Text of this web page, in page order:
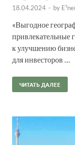
18.04.2024 - by
«Выгодное
привлекательные
к улучшению
для инвесторов …
ЧИТАТЬ ДАЛЕЕ